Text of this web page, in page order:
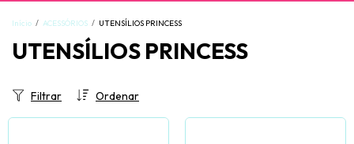
Início / ACESSÓRIOS / UTENSÍLIOS PRINCESS
UTENSÍLIOS PRINCESS
Ordenar
Filtrar